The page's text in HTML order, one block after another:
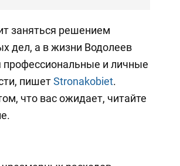
заняться решением
дел, а в жизни Водолеев
профессиональные и личные
пишетStronakobiet.
что вас ожидает, читайте